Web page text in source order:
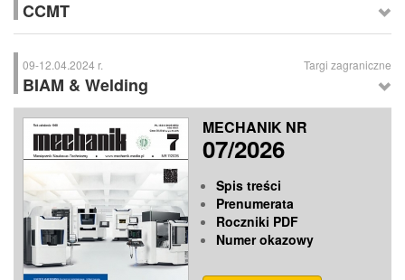
CCMT
CCMT– Międzynarodowe Targi Maszyn, Szanghaj (Chiny)
09-12.04.2024 r. Targi zagraniczne
BIAM & Welding
BIAM & Welding– Międzynarodowe Targi Obrabiarek i Narzędzi,
Międzynarodowe Targi Spawalnictwa i Antykorozji, Zagrzeb (Chorwacja)
MECHANIK NR
07/2026
Spis treści
Prenumerata
Roczniki PDF
Numer okazowy